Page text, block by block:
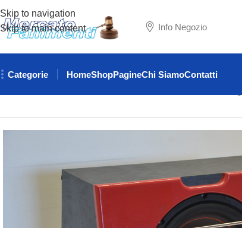
Skip to navigation
Skip to main content
Info Negozio
Categorie HomeShopPagineChi SiamoContatti